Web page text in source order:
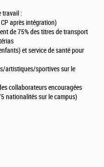
travail :
après intégration)
de 75% des titres de transport
et service de santé pour
artistiques/sportives sur le
collaborateurs encouragées
nationalités sur le campus)